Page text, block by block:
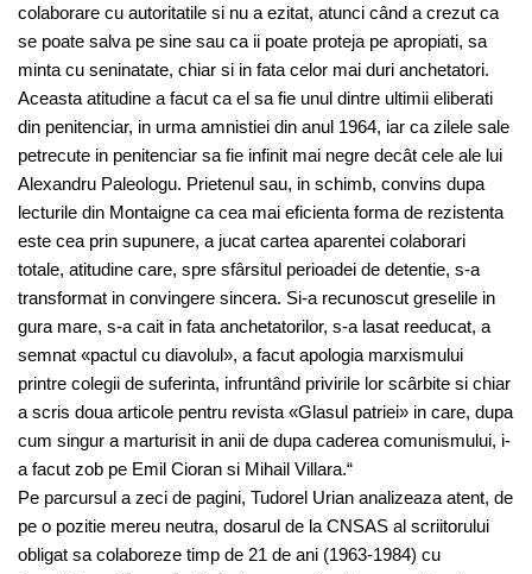
colaborare cu autoritatile si nu a ezitat, atunci când a crezut ca
se poate salva pe sine sau ca ii poate proteja pe apropiati, sa
minta cu seninatate, chiar si in fata celor mai duri anchetatori.
Aceasta atitudine a facut ca el sa fie unul dintre ultimii eliberati
din penitenciar, in urma amnistiei din anul 1964, iar ca zilele sale
petrecute in penitenciar sa fie infinit mai negre decât cele ale lui
Alexandru Paleologu. Prietenul sau, in schimb, convins dupa
lecturile din Montaigne ca cea mai eficienta forma de rezistenta
este cea prin supunere, a jucat cartea aparentei colaborari
totale, atitudine care, spre sfârsitul perioadei de detentie, s-a
transformat in convingere sincera. Si-a recunoscut greselile in
gura mare, s-a cait in fata anchetatorilor, s-a lasat reeducat, a
semnat «pactul cu diavolul», a facut apologia marxismului
printre colegii de suferinta, infruntând privirile lor scârbite si chiar
a scris doua articole pentru revista «Glasul patriei» in care, dupa
cum singur a marturisit in anii de dupa caderea comunismului, i-
a facut zob pe Emil Cioran si Mihail Villara.“
Pe parcursul a zeci de pagini, Tudorel Urian analizeaza atent, de
pe o pozitie mereu neutra, dosarul de la CNSAS al scriitorului
obligat sa colaboreze timp de 21 de ani (1963-1984) cu